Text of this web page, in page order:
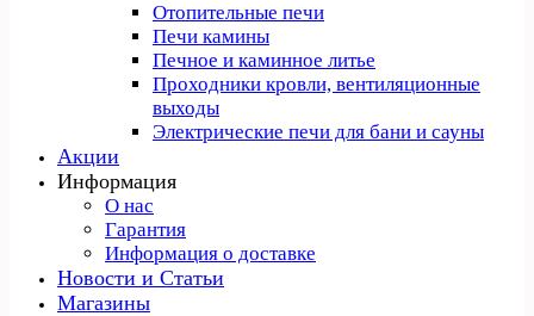
Отопительные печи
Печи камины
Печное и каминное литье
Проходники кровли, вeнтиляционные
выходы
Электрические печи для бани и сауны
Акции
Информация
О нас
Гарантия
Информация о доставке
Новости и Статьи
Магазины